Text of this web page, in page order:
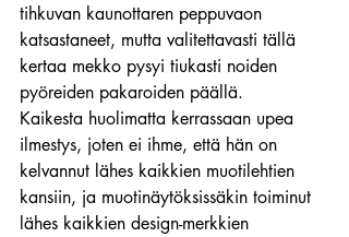
tihkuvan kaunottaren peppuvaon
katsastaneet, mutta valitettavasti tällä
kertaa mekko pysyi tiukasti noiden
pyöreiden pakaroiden päällä.
Kaikesta huolimatta kerrassaan upea
ilmestys, joten ei ihme, että hän on
kelvannut lähes kaikkien muotilehtien
kansiin, ja muotinäytöksissäkin toiminut
lähes kaikkien design-merkkien